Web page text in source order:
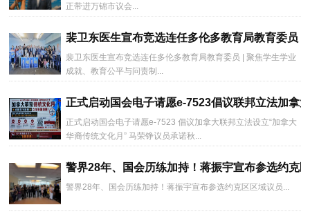
正带进万锦市议会...
裴卫东医生宣布竞选连任多伦多教育局教育委员
裴卫东医生宣布竞选连任多伦多教育局教育委员 | 聚焦学生学业
成就、教育公平与问责制...
正式启动国会电子请愿e-7523倡议联邦立法加拿
正式启动国会电子请愿e-7523 倡议加拿大联邦立法设立“加拿大
华裔传统文化月” 马荣铮议员承诺秋...
警界28年、国会历练加持！蒋振宇宣布参选约克
警界28年、国会历练加持！蒋振宇宣布参选约克区区域议员...